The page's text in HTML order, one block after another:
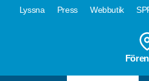
Lyssna Press Webbutik